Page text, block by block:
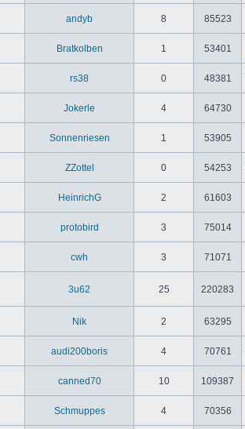
andyb 8 85523
Bratkolben 1 53401
rs38 0 48381
Jokerle 4 64730
Sonnenriesen 1 53905
ZZottel 0 54253
HeinrichG 2 61603
protobird 3 75014
cwh 3 71071
3u62 25 220283
Nik 2 63295
audi200boris 4 70761
canned70 10 109387
Schmuppes 4 70356